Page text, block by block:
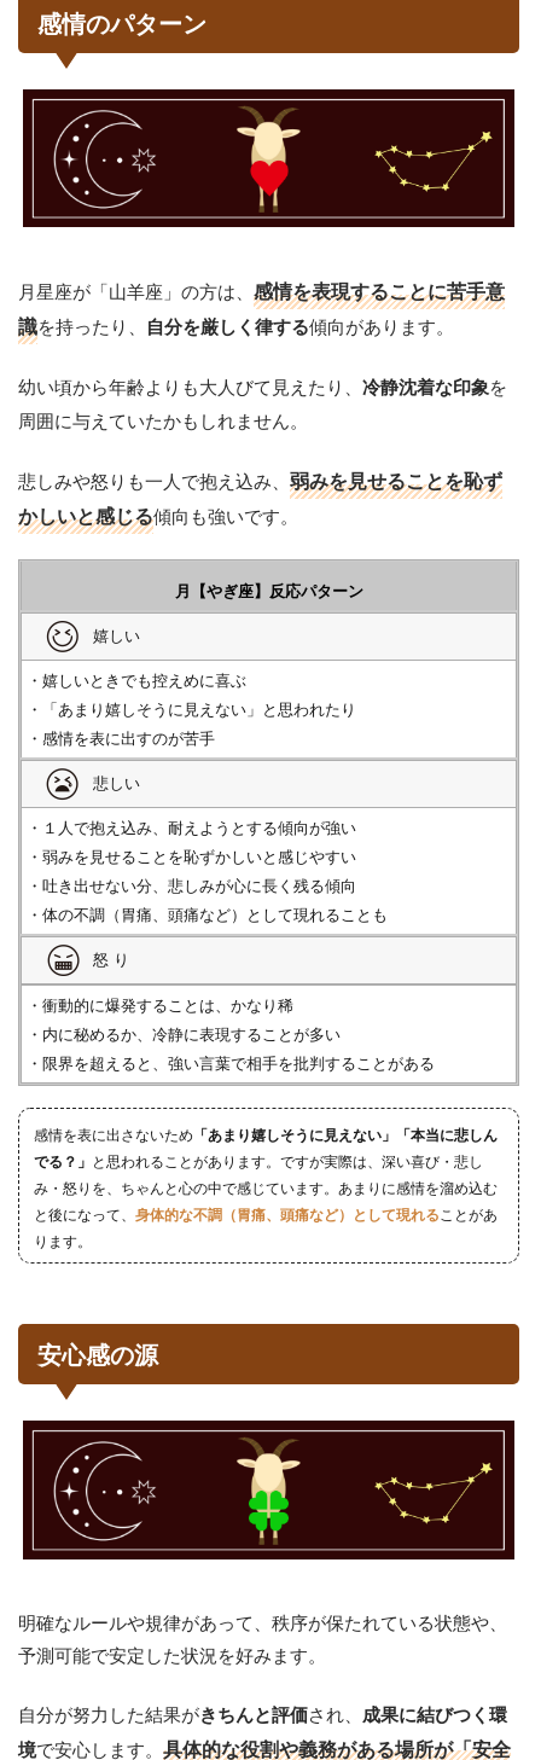
感情のパターン
月星座が「山羊座」の方は、 感情を表現することに苦手意
識を持ったり、 自分を厳しく律する傾向があります。
幼い頃から年齢よりも大人びて見えたり、 冷静沈着な印象を
周囲に与えていたかもしれません。
悲しみや怒りも一人で抱え込み、 弱みを見せることを恥ず
かしいと感じる傾向も強いです。
月【やぎ座】反応パターン
嬉しい
・嬉しいときでも控えめに喜ぶ
・「あまり嬉しそうに見えない」と思われたり
・感情を表に出すのが苦手
悲しい
・１人で抱え込み、耐えようとする傾向が強い
・弱みを見せることを恥ずかしいと感じやすい
・吐き出せない分、悲しみが心に長く残る傾向
・体の不調（胃痛、頭痛など）として現れることも
怒 り
・衝動的に爆発することは、かなり稀
・内に秘めるか、冷静に表現することが多い
・限界を超えると、強い言葉で相手を批判することがある
感情を表に出さないため 「あまり嬉しそうに見えない」「本当に悲しん
でる？」 と思われることがあります。ですが実際は、深い喜び・悲し
み・怒りを、ちゃんと心の中で感じています。あまりに感情を溜め込む
と後になって、 身体的な不調（胃痛、頭痛など）として現れる ことがあ
ります。
安心感の源
明確なルールや規律があって、秩序が保たれている状態や、
予測可能で安定した状況を好みます。
自分が努力した結果がきちんと評価され、 成果に結びつく環
境で安心します。 具体的な役割や義務がある場所が「安全